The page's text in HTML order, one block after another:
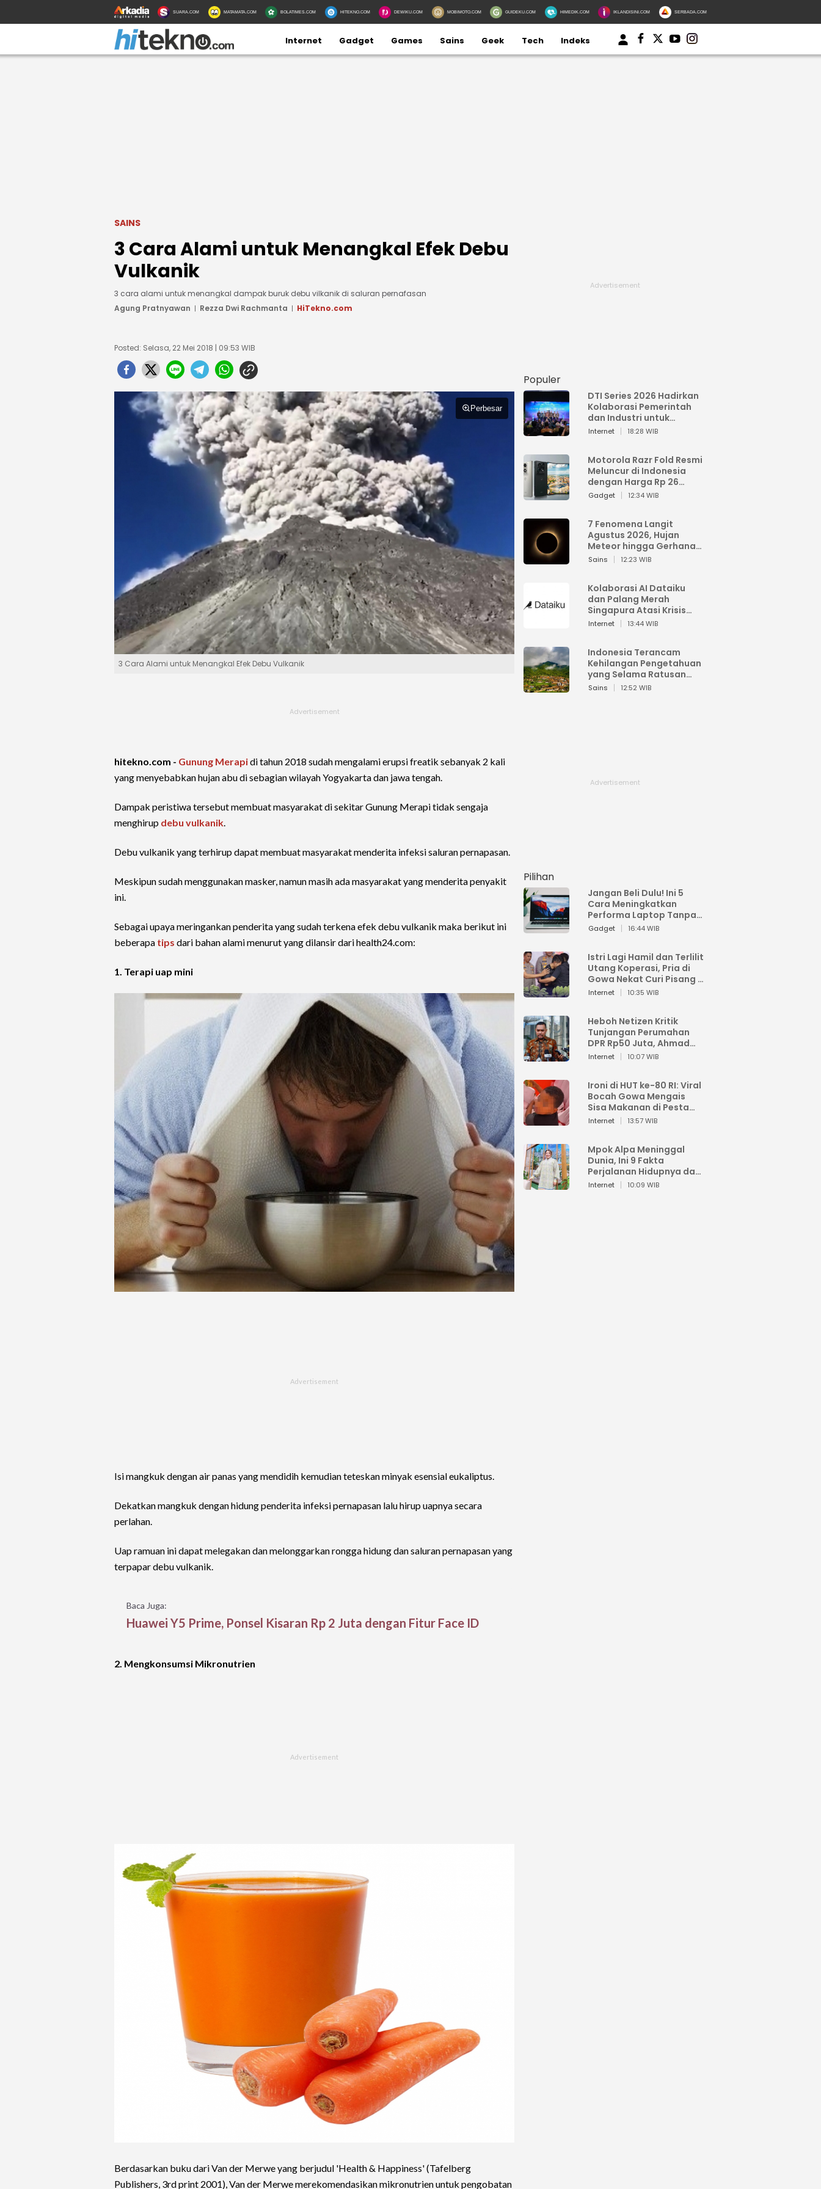
SUARA.COM MATAMATA.COM BOLATIMES.COM HITEKNO.COM DEWIKU.COM MOBIMOTO.COM GUIDEKU.COM HIMEDIK.COM IKLANDISINI.COM SERBADA.COM
Internet Gadget Games Sains Geek Tech Indeks
SAINS
3 Cara Alami untuk Menangkal Efek Debu
Vulkanik
3 cara alami untuk menangkal dampak buruk debu vilkanik di saluran pernafasan
Agung Pratnyawan
Rezza Dwi Rachmanta HiTekno.com
Posted: Selasa, 22 Mei 2018 | 09:53 WIB
Perbesar
3 Cara Alami untuk Menangkal Efek Debu Vulkanik
hitekno.com - Gunung Merapidi tahun 2018 sudah mengalami erupsi freatik sebanyak 2 kali
yang menyebabkan hujan abu di sebagian wilayah Yogyakarta dan jawa tengah.
Dampak peristiwa tersebut membuat masyarakat di sekitar Gunung Merapi tidak sengaja
menghirup debu vulkanik.
Debu vulkanik yang terhirup dapat membuat masyarakat menderita infeksi saluran pernapasan.
Meskipun sudah menggunakan masker, namun masih ada masyarakat yang menderita penyakit
ini.
Sebagai upaya meringankan penderita yang sudah terkena efek debu vulkanik maka berikut ini
beberapa tips dari bahan alami menurut yang dilansir dari health24.com:
1. Terapi uap mini
Isi mangkuk dengan air panas yang mendidih kemudian teteskan minyak esensial eukaliptus.
Dekatkan mangkuk dengan hidung penderita infeksi pernapasan lalu hirup uapnya secara
perlahan.
Uap ramuan ini dapat melegakan dan melonggarkan rongga hidung dan saluran pernapasan yang
terpapar debu vulkanik.
Baca Juga:
Huawei Y5 Prime, Ponsel Kisaran Rp 2 Juta dengan Fitur Face ID
2. Mengkonsumsi Mikronutrien
Berdasarkan buku dari Van der Merwe yang berjudul 'Health & Happiness' (Tafelberg
Publishers, 3rd print 2001), Van der Merwe merekomendasikan mikronutrien untuk pengobatan
Populer
DTI Series 2026 Hadirkan
Kolaborasi Pemerintah
dan Industri untuk
Percepatan
Internet 18:28 WIB
Motorola Razr Fold Resmi
Meluncur di Indonesia
dengan Harga Rp 26
Jutaan
Gadget 12:34 WIB
7 Fenomena Langit
Agustus 2026, Hujan
Meteor hingga Gerhana
Matahari
Sains 12:23 WIB
Kolaborasi AI Dataiku
dan Palang Merah
Singapura Atasi Krisis
Bencana
Internet 13:44 WIB
Indonesia Terancam
Kehilangan Pengetahuan
yang Selama Ratusan
Tahun Menjaga Alam
Sains 12:52 WIB
Pilihan
Jangan Beli Dulu! Ini 5
Cara Meningkatkan
Performa Laptop Tanpa
Harus Beli Baru
Gadget 16:44 WIB
Istri Lagi Hamil dan Terlilit
Utang Koperasi, Pria di
Gowa Nekat Curi Pisang 4
Tandan Milik Tetangga,
Internet 10:35 WIB
Heboh Netizen Kritik
Tunjangan Perumahan
DPR Rp50 Juta, Ahmad
Sahroni: Enggak Senang
Internet 10:07 WIB
Ironi di HUT ke-80 RI: Viral
Bocah Gowa Mengais
Sisa Makanan di Pesta
Kemerdekaan
Internet 13:57 WIB
Mpok Alpa Meninggal
Dunia, Ini 9 Fakta
Perjalanan Hidupnya dari
Viral hingga Puncak
Internet 10:09 WIB